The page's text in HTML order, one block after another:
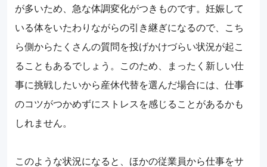
が多いため、急な体調変化がつきものです。妊娠して
いる体をいたわりながらの引き継ぎになるので、こち
ら側からたくさんの質問を投げかけづらい状況が起こ
ることもあるでしょう。このため、まったく新しい仕
事に挑戦したいから産休代替を選んだ場合には、仕事
のコツがつかめずにストレスを感じることがあるかも
しれません。
このような状況になると、ほかの従業員から仕事をサ